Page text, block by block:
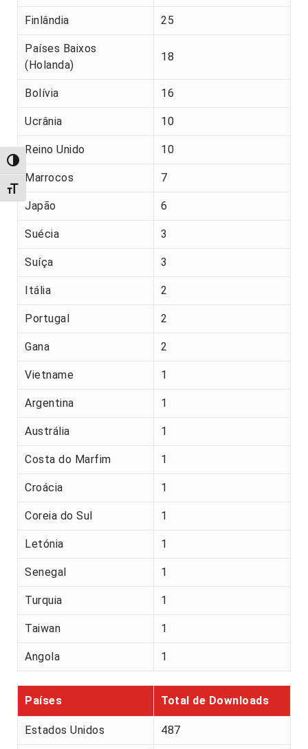
Alternar alto contraste
Alternar tamanho da fonte
Finlândia 25
Países Baixos
(Holanda)
18
Bolívia 16
Ucrânia 10
Reino Unido 10
Marrocos 7
Japão 6
Suécia 3
Suíça 3
Itália 2
Portugal 2
Gana 2
Vietname 1
Argentina 1
Austrália 1
Costa do Marfim 1
Croácia 1
Coreia do Sul 1
Letónia 1
Senegal 1
Turquia 1
Taiwan 1
Angola 1
Países Total de Downloads
Estados Unidos 487